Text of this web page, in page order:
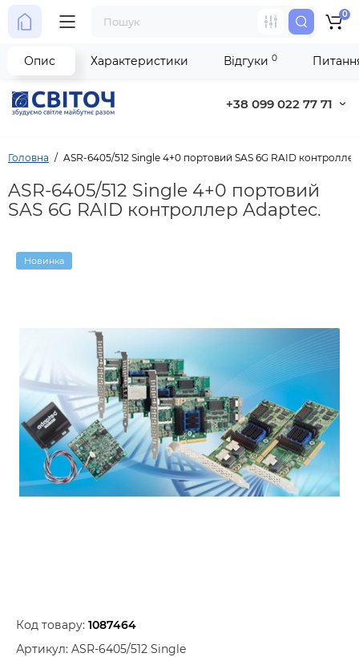
+38 099 022 77 71
0
Головна ASR-6405/512 Single 4+0 портовий SAS 6G RAID
ASR-6405/512 Single 4+0 портовий
SAS 6G RAID контроллер Adaptec.
Новинка
Код товару: 1087464
Артикул: ASR-6405/512 Single
Опис Характеристики Відгуки 0